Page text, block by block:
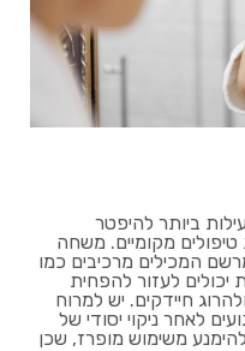
ביותר להיפטר
מקומיים. משחה
המכילים מרכיבים כמו
יכולים לעזור להפחית
חיידקים. יש למרוח
לאחר ניקוי יסודי של
משימוש מופרז, שכן